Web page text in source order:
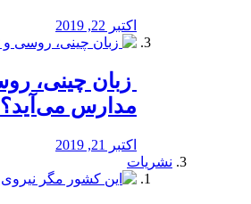
اکتبر 22, 2019
زبان چینی،
مدارس می‌آید؟
اکتبر 21, 2019
نشریات